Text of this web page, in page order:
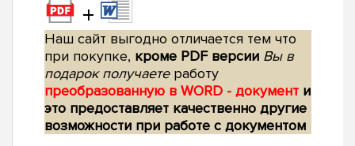
+
Наш сайт выгодно отличается тем что
при покупке, кроме PDF версии Вы в
подарок получаетеработу
преобразованную в WORD - документ и
это предоставляет качественно другие
возможности при работе с документом